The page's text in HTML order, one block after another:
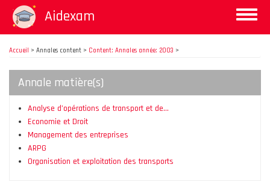
Aller
contenu
principal
Toggle
Aidexam
Accueil > Annales content > Content: Annales année: 2003 >
Annale matière(s)
Analyse d’opérations de transport et de…
Economie et Droit
Management des entreprises
ARPG
Organisation et exploitation des transports